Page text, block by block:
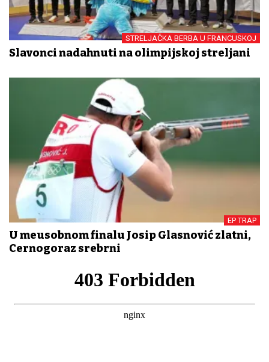
STRELJAČKA BERBA U FRANCUSKOJ
Slavonci nadahnuti na olimpijskoj streljani
EP TRAP
U međusobnom finalu Josip Glasnović zlatni,
Cernogoraz srebrni